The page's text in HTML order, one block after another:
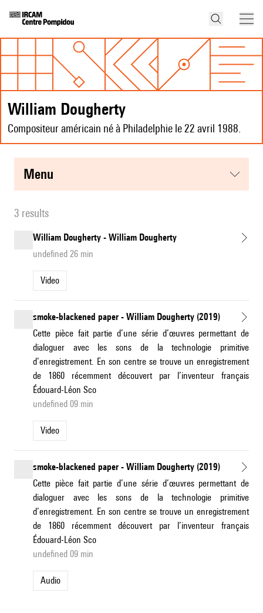
William Dougherty
Compositeur américain né à Philadelphie le 22 avril 1988.
menu
3 results
William Dougherty - William Dougherty
undefined 26 min
Video
smoke-blackened paper - William Dougherty (2019)
Cette pièce fait partie d’une série d’œuvres permettant de
dialoguer avec les sons de la technologie primitive
d’enregistrement. En son centre se trouve un enregistrement
de 1860 récemment découvert par l’inventeur français
Édouard-Léon Sco
undefined 09 min
Video
smoke-blackened paper - William Dougherty (2019)
Cette pièce fait partie d’une série d’œuvres permettant de
dialoguer avec les sons de la technologie primitive
d’enregistrement. En son centre se trouve un enregistrement
de 1860 récemment découvert par l’inventeur français
Édouard-Léon Sco
undefined 09 min
Audio